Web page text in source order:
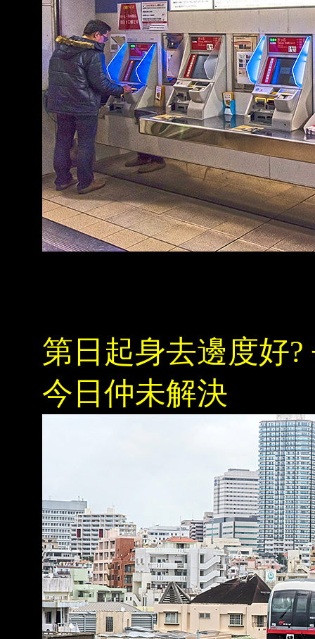
第日起身去邊度好
今日仲未解決